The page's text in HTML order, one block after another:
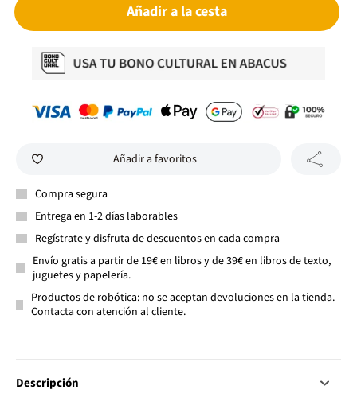
Añadir a la cesta
Añadir a favoritos
Compra segura
Entrega en 1-2 días laborables
Regístrate y disfruta de descuentos en cada compra
Envío gratis a partir de 19€ en libros y de 39€ en libros de texto,
juguetes y papelería.
Productos de robótica: no se aceptan devoluciones en la tienda.
Contacta con atención al cliente.
Descripción